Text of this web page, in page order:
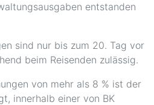
entstanden
sind nur bis zum 20. Tag vor
beim Reisenden zulässig.
von mehr als 8 % ist der
innerhalb einer von BK